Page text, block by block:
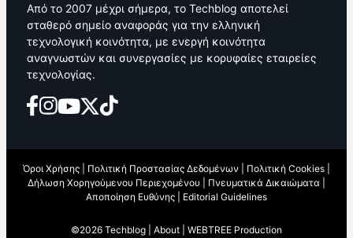
Από το 2007 μέχρι σήμερα, το Techblog αποτελεί
σταθερό σημείο αναφοράς για την ελληνική
τεχνολογική κοινότητα, με ενεργή κοινότητα
αναγνωστών και συνεργασίες με κορυφαίες εταιρείες
τεχνολογίας.
Όροι Χρήσης Πολιτική Προστασίας Δεδομένων Πολιτική Cookies
Δήλωση Χορηγούμενου Περιεχομένου
Πνευματικά Δικαιώματα
Αποποίηση Ευθύνης
Editorial Guidelines
©2026 Techblog | About
WEBTREE Production